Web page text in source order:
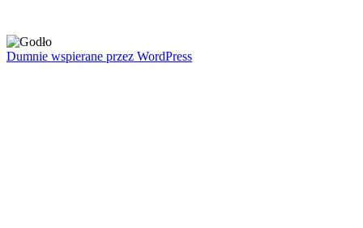
Dumnie wspierane przez WordPress